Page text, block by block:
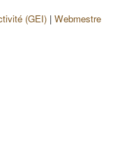
(GEI) | Webmestre